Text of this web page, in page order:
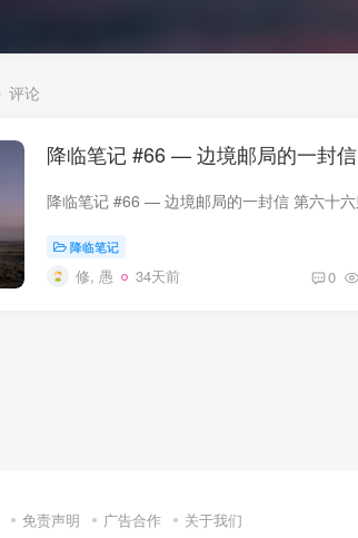
评论
降临笔记 #66 — 边境邮局的一封信
降临笔记
修, 愚 34天前 0
免责声明 广告合作 关于我们